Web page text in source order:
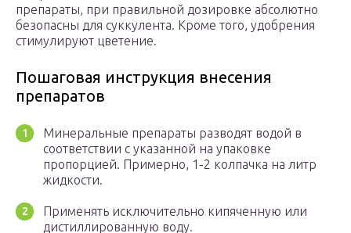
препараты, при правильной дозировке абсолютно
безопасны для суккулента. Кроме того, удобрения
стимулируют цветение.
Пошаговая инструкция внесения
препаратов
Минеральные препараты разводят водой в
соответствии с указанной на упаковке
пропорцией. Примерно, 1-2 колпачка на литр
жидкости.
Применять исключительно кипяченную или
дистиллированную воду.